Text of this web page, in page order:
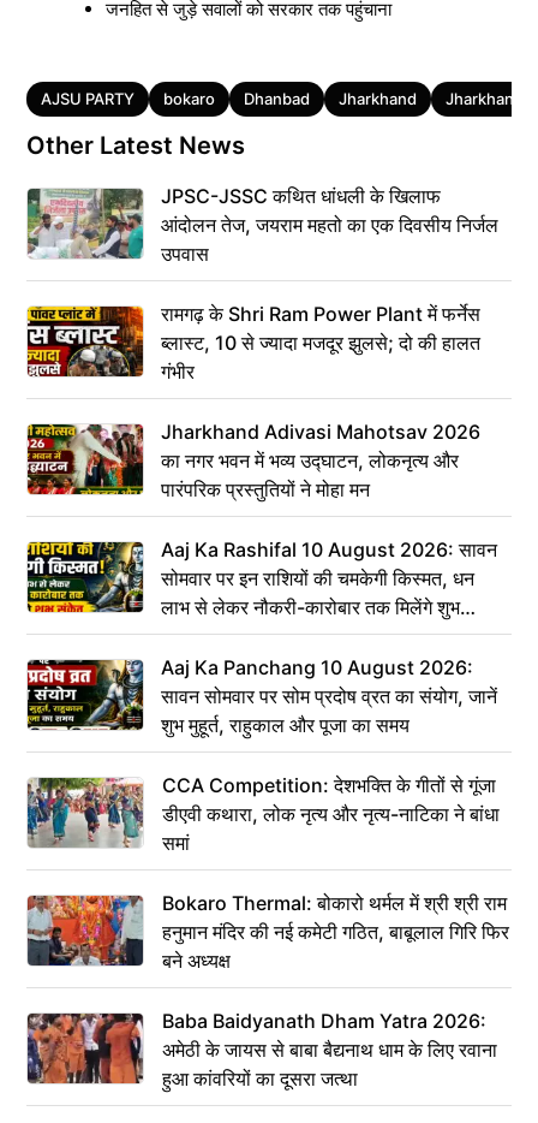
जनहित से जुड़े सवालों को सरकार तक पहुंचाना
Tags
AJSU PARTY bokaro Dhanbad Jharkhand Jharkhand
Other Latest News
JPSC-JSSC कथित धांधली के खिलाफ
आंदोलन तेज, जयराम महतो का एक दिवसीय निर्जल
उपवास
रामगढ़ के Shri Ram Power Plant में फर्नेस
ब्लास्ट, 10 से ज्यादा मजदूर झुलसे; दो की हालत
गंभीर
Jharkhand Adivasi Mahotsav 2026
का नगर भवन में भव्य उद्घाटन, लोकनृत्य और
पारंपरिक प्रस्तुतियों ने मोहा मन
Aaj Ka Rashifal 10 August 2026: सावन
सोमवार पर इन राशियों की चमकेगी किस्मत, धन
लाभ से लेकर नौकरी-कारोबार तक मिलेंगे शुभ
संकेत
Aaj Ka Panchang 10 August 2026:
सावन सोमवार पर सोम प्रदोष व्रत का संयोग, जानें
शुभ मुहूर्त, राहुकाल और पूजा का समय
CCA Competition: देशभक्ति के गीतों से गूंजा
डीएवी कथारा, लोक नृत्य और नृत्य-नाटिका ने बांधा
समां
Bokaro Thermal: बोकारो थर्मल में श्री श्री राम
हनुमान मंदिर की नई कमेटी गठित, बाबूलाल गिरि फिर
बने अध्यक्ष
Baba Baidyanath Dham Yatra 2026:
अमेठी के जायस से बाबा बैद्यनाथ धाम के लिए रवाना
हुआ कांवरियों का दूसरा जत्था